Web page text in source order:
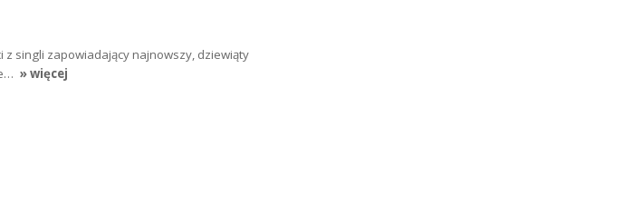
z singli zapowiadający najnowszy, dziewiąty
» więcej